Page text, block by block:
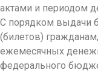
актами и периодом
С порядком выдачи
(билетов)
ежемесячных
федерального